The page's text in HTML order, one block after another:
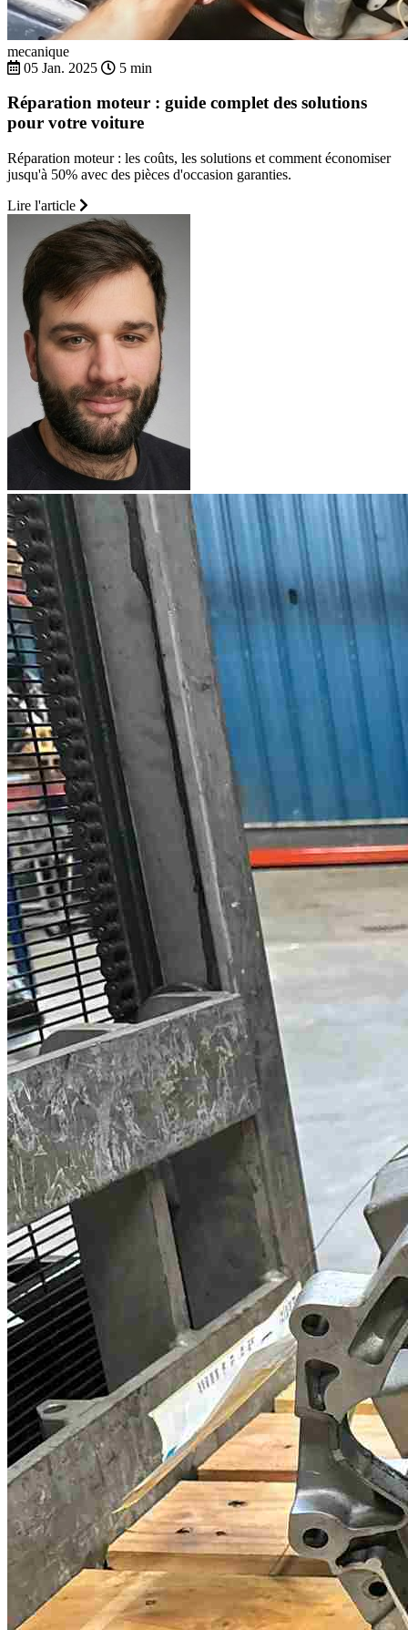
mecanique
05 Jan. 2025
5 min
Réparation moteur : guide complet des solutions
pour votre voiture
Réparation moteur : les coûts, les solutions et comment économiser
jusqu'à 50% avec des pièces d'occasion garanties.
Lire l'article